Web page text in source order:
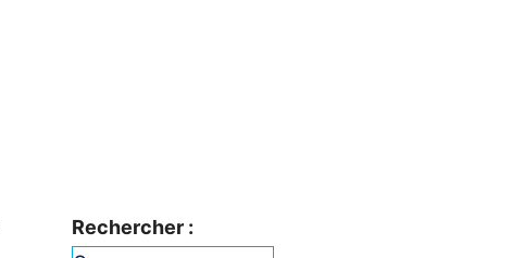
Rechercher :